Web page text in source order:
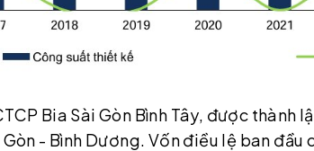
Bia Sài Gòn Bình Tây, được thành
- Bình Dương. Vốn điều lệ ban đầu